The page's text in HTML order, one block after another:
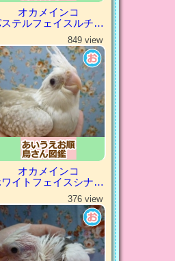
オカメインコ
パステルフェイスルチノー
849 view
オカメインコ
ホワイトフェイスシナモンパール
376 view